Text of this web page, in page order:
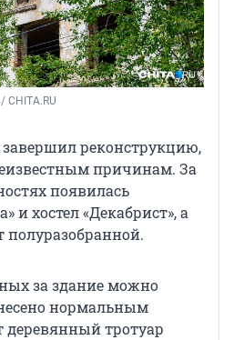
CHITA.RU
завершил реконструкцию,
причинам. За
появилась
и хостел «Декабрист», а
за здание можно
нормальным
деревянный тротуар